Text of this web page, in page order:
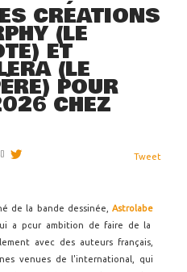
CRÉATIONS
(LE
ET
(LE
POUR
CHEZ
Tweet
de la bande dessinée, Astrolabe
a pour ambition de faire de la
avec des auteurs français,
venues de l'international, qui